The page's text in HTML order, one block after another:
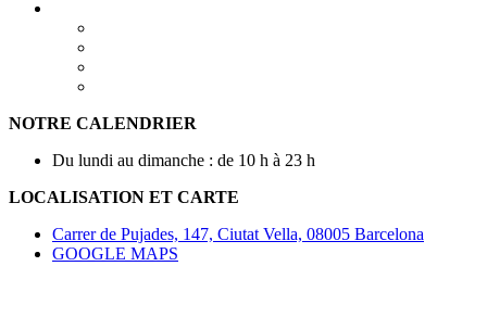
NOTRE CALENDRIER
Du lundi au dimanche : de 10 h à 23 h
LOCALISATION ET CARTE
Carrer de Pujades, 147, Ciutat Vella, 08005 Barcelona
GOOGLE MAPS